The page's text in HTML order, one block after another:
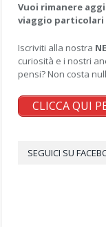
Vuoi rimanere
viaggio particolari
Iscriviti alla nostra
curiosità e i nostri
pensi? Non costa
CLICCA QUI
SEGUICI SU